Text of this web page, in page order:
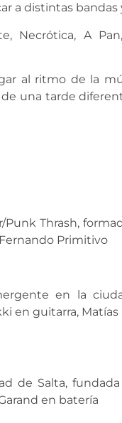
a distintas
Necrótica, A
al ritmo de la
una tarde
Thrash,
Primitivo
en la
en guitarra,
de Salta,
en batería